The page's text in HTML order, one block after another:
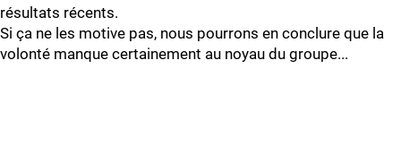
résultats récents.
Si ça ne les motive pas, nous pourrons en conclure que la
volonté manque certainement au noyau du groupe...